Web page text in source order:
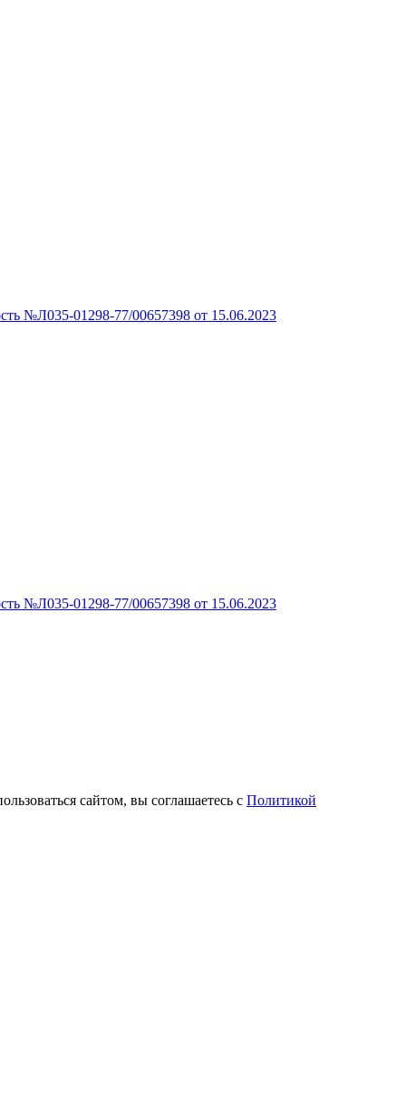
№Л035-01298-77/00657398 от 15.06.2023
№Л035-01298-77/00657398 от 15.06.2023
сайтом, вы соглашаетесь с Политикой